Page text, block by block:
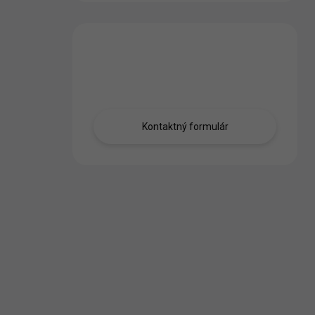
Kontaktný formulár